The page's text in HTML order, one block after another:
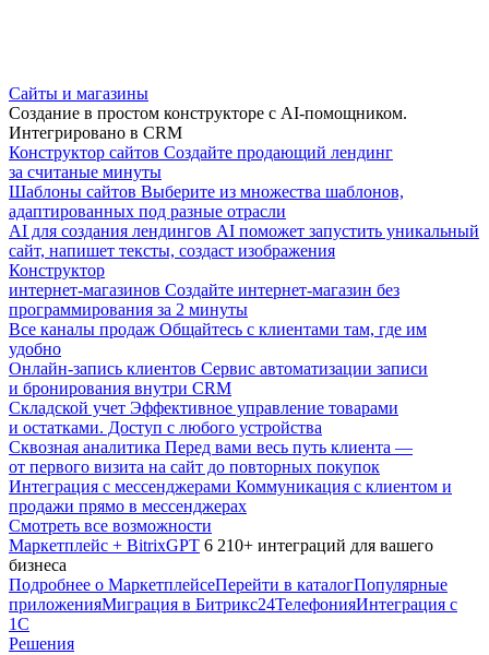
Сайты и магазины
Создание в простом конструкторе с AI-помощником.
Интегрировано в CRM
Конструктор сайтов Создайте продающий лендинг
за считаные минуты
Шаблоны сайтов Выберите из множества шаблонов,
адаптированных под разные отрасли
AI для создания лендингов AI поможет запустить уникальный
сайт, напишет тексты, создаст изображения
Конструктор
интернет-магазинов Создайте интернет-магазин без
программирования за 2 минуты
Все каналы продаж Общайтесь с клиентами там, где им
удобно
Онлайн-запись клиентов Сервис автоматизации записи
и бронирования внутри CRM
Складской учет Эффективное управление товарами
и остатками. Доступ с любого устройства
Сквозная аналитика Перед вами весь путь клиента —
от первого визита на сайт до повторных покупок
Интеграция с мессенджерами Коммуникация с клиентом и
продажи прямо в мессенджерах
Смотреть все возможности
Маркетплейс + BitrixGPT 6 210+ интеграций для вашего
бизнеса
Подробнее о МаркетплейсеПерейти в каталогПопулярные
приложенияМиграция в Битрикс24ТелефонияИнтеграция с
1С
Решения